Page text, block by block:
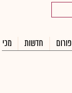
פורום חדשות